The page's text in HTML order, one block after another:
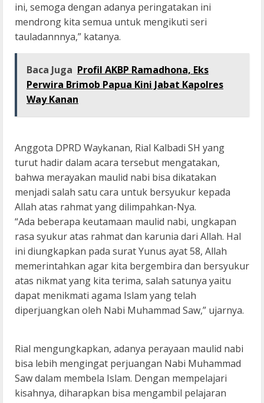
ini, semoga dengan adanya peringatakan ini
mendrong kita semua untuk mengikuti seri
tauladannnya,” katanya.
Baca Juga Profil AKBP Ramadhona, Eks
Perwira Brimob Papua Kini Jabat Kapolres
Way Kanan
Anggota DPRD Waykanan, Rial Kalbadi SH yang
turut hadir dalam acara tersebut mengatakan,
bahwa merayakan maulid nabi bisa dikatakan
menjadi salah satu cara untuk bersyukur kepada
Allah atas rahmat yang dilimpahkan-Nya.
“Ada beberapa keutamaan maulid nabi, ungkapan
rasa syukur atas rahmat dan karunia dari Allah. Hal
ini diungkapkan pada surat Yunus ayat 58, Allah
memerintahkan agar kita bergembira dan bersyukur
atas nikmat yang kita terima, salah satunya yaitu
dapat menikmati agama Islam yang telah
diperjuangkan oleh Nabi Muhammad Saw,” ujarnya.
Rial mengungkapkan, adanya perayaan maulid nabi
bisa lebih mengingat perjuangan Nabi Muhammad
Saw dalam membela Islam. Dengan mempelajari
kisahnya, diharapkan bisa mengambil pelajaran